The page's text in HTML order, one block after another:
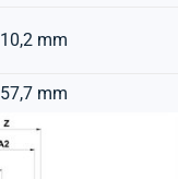
10,2 mm
57,7 mm